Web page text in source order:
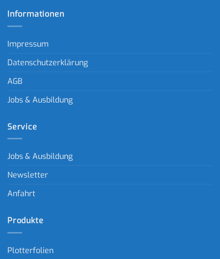
Informationen
Impressum
Datenschutzerklärung
AGB
Jobs & Ausbildung
Service
Jobs & Ausbildung
Newsletter
Anfahrt
Produkte
Plotterfolien